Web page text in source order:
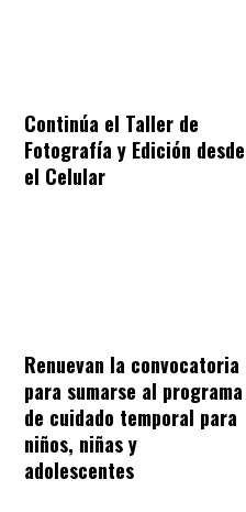
Continúa el Taller de
Fotografía y Edición desde
el Celular
Renuevan la convocatoria
para sumarse al programa
de cuidado temporal para
niños, niñas y
adolescentes